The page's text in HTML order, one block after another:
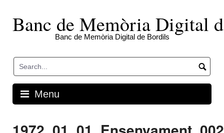
contentBanc de Memòria Digital
Banc de Memòria Digital de Bordils
Menu